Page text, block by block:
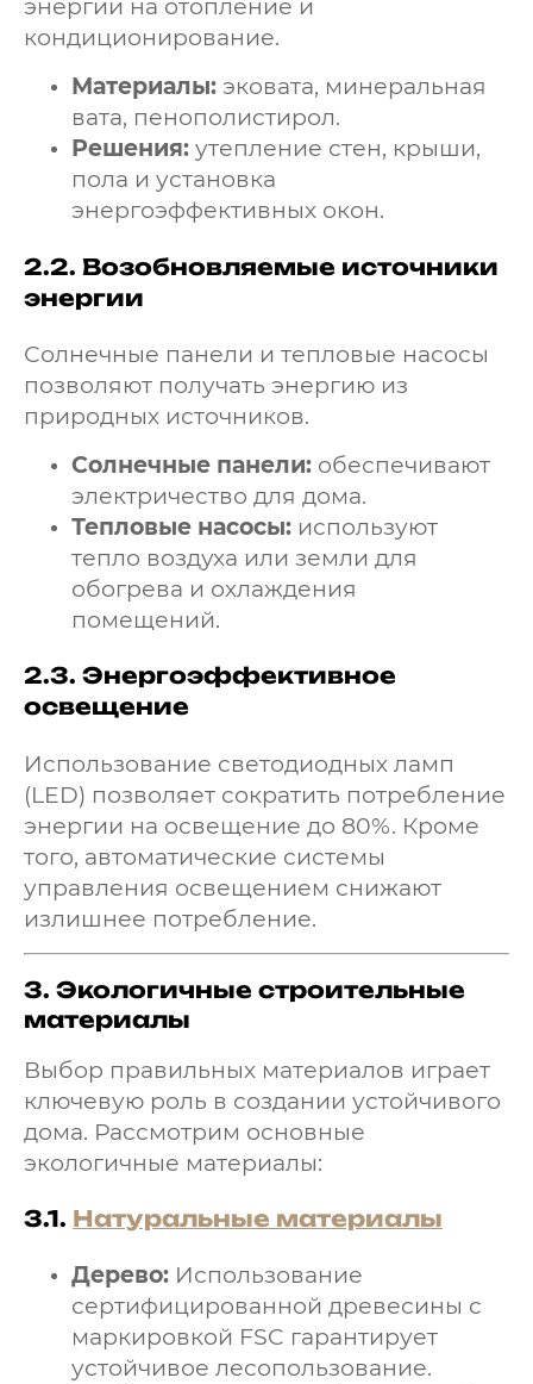
энергии на отопление и
кондиционирование.
Материалы: эковата, минеральная
вата, пенополистирол.
Решения: утепление стен, крыши,
пола и установка
энергоэффективных окон.
2.2. Возобновляемые источники
энергии
Солнечные панели и тепловые насосы
позволяют получать энергию из
природных источников.
Солнечные панели: обеспечивают
электричество для дома.
Тепловые насосы: используют
тепло воздуха или земли для
обогрева и охлаждения
помещений.
2.3. Энергоэффективное
освещение
Использование светодиодных ламп
(LED) позволяет сократить потребление
энергии на освещение до 80%. Кроме
того, автоматические системы
управления освещением снижают
излишнее потребление.
3. Экологичные строительные
материалы
Выбор правильных материалов играет
ключевую роль в создании устойчивого
дома. Рассмотрим основные
экологичные материалы:
3.1. Натуральные материалы
Дерево: Использование
сертифицированной древесины с
маркировкой FSC гарантирует
устойчивое лесопользование.